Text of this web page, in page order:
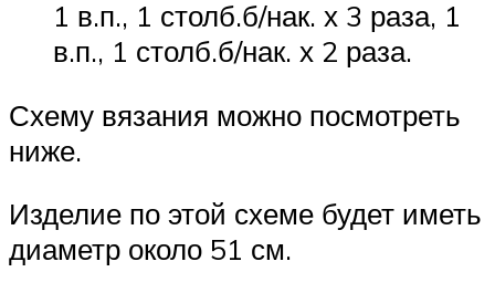
1 в.п., 1 столб.б/нак. х 3 раза, 1
в.п., 1 столб.б/нак. х 2 раза.
Схему вязания можно посмотреть
ниже.
Изделие по этой схеме будет иметь
диаметр около 51 см.